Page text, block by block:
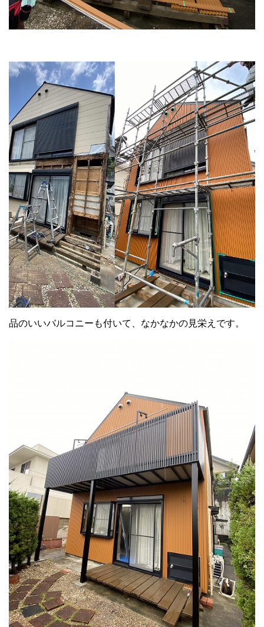
品のいいバルコニーも付いて、なかなかの見栄えです。